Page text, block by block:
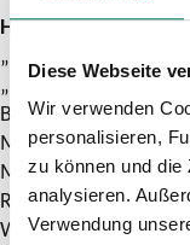
Diese Webseite
Wir verwenden
personalisieren,
zu können und die
analysieren.
Verwendung
Hintergrund
„Schulradeln“ ist
„Netzwerks Klima-
Baustein der
Motto „Macht Meter
Mobilitätsförderung
Wettbewerb eine